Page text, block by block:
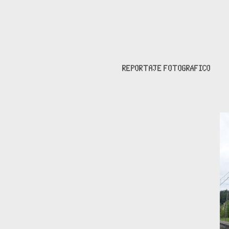
REPORTAJE FOTOGRÁFICO